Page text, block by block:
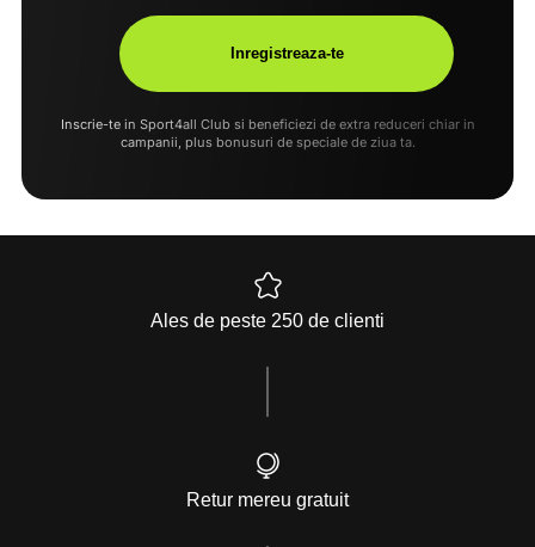
Inscrie-te in Sport4all Club si beneficiezi de extra reduceri chiar in
campanii, plus bonusuri de speciale de ziua ta.
Ales de peste 250 de clienti
Retur mereu gratuit